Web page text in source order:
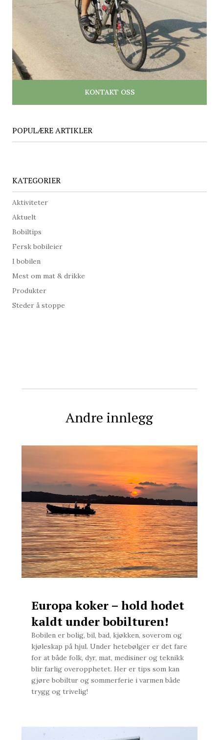
KONTAKT OSS
POPULÆRE ARTIKLER
KATEGORIER
Aktiviteter
Aktuelt
Bobiltips
Fersk bobileier
I bobilen
Mest om mat & drikke
Produkter
Steder å stoppe
Andre innlegg
Europa koker – hold hodet
kaldt under bobilturen!
Bobilen er bolig, bil, bad, kjøkken, soverom og
kjøleskap på hjul. Under hetebølger er det fare
for at både folk, dyr, mat, medisiner og teknikk
blir farlig overopphetet. Her er tips som kan
gjøre bobiltur og sommerferie i varmen både
trygg og trivelig!